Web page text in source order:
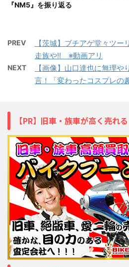
『NM5』を振り返る
PREV
【茨城】ブチアゲ堂々ツ
走族や!! ※動画アリ
NEXT
【画像】山口達也に無理
言！「変わったコスプレの
【PR】旧車・族車が高く売れる